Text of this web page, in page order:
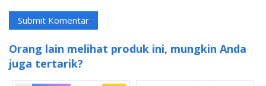
Orang lain melihat produk ini, mungkin Anda
juga tertarik?